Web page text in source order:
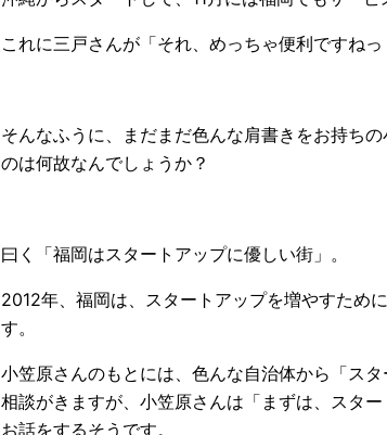
これに三戸さんが「それ、めっちゃ便利ですねっ
そんなふうに、まだまだ色んな肩書きをお持ち
のは何故なんでしょうか？
曰く「福岡はスタートアップに優しい街」。
2012年、福岡は、スタートアップを増やすため
す。
小笠原さんのもとには、色んな自治体から「ス
相談がきますが、小笠原さんは「まずは、スタ
お話をするそうです。